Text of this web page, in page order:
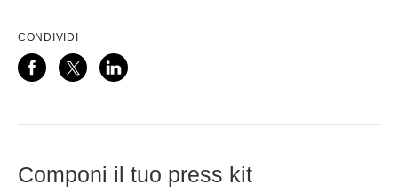
CONDIVIDI
Componi il tuo press kit